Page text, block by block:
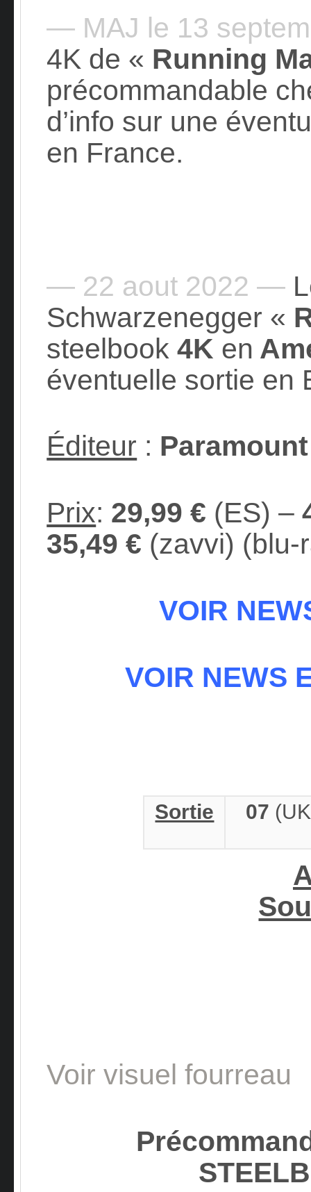
— MAJ le 13
4K de « Running
précommandable
d’info sur une
en France.
— 22 aout 2022 —
Schwarzenegger «
steelbook4K en
éventuelle sortie en
Éditeur : Paramount
Prix: 29,99 € (ES) –
35,49 € (zavvi) (blu-
VOIR
VOIR NEWS
Sortie 07
Voir visuel fourreau